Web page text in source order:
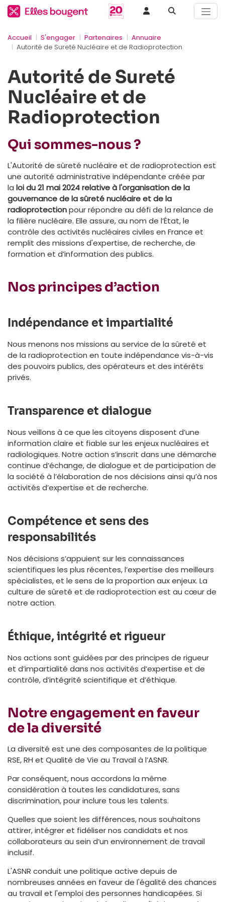
Accueil S'engager Partenaires
Annuaire
Autorité de Sureté Nucléaire et de Radioprotection
Autorité de Sureté
Nucléaire et de
Radioprotection
Qui sommes-nous ?
L'Autorité de sûreté nucléaire et de radioprotection est
une autorité administrative indépendante créée par
la loi du 21 mai 2024 relative à l'organisation de la
gouvernance de la sûreté nucléaire et de la
radioprotectionpour répondre au défi de la relance de
la filière nucléaire. Elle assure, au nom de l’État, le
contrôle des activités nucléaires civiles en France et
remplit des missions d'expertise, de recherche, de
formation et d’information des publics.
Nos principes d’action
Indépendance et impartialité
Nous menons nos missions au service de la sûreté et
de la radioprotection en toute indépendance vis-à-vis
des pouvoirs publics, des opérateurs et des intérêts
privés.
Transparence et dialogue
Nous veillons à ce que les citoyens disposent d’une
information claire et fiable sur les enjeux nucléaires et
radiologiques. Notre action s’inscrit dans une démarche
continue d’échange, de dialogue et de participation de
la société à l’élaboration de nos décisions ainsi qu’à nos
activités d’expertise et de recherche.
Compétence et sens des
responsabilités
Nos décisions s’appuient sur les connaissances
scientifiques les plus récentes, l’expertise des meilleurs
spécialistes, et le sens de la proportion aux enjeux. La
culture de sûreté et de radioprotection est au cœur de
notre action.
Éthique, intégrité et rigueur
Nos actions sont guidées par des principes de rigueur
et d’impartialité dans nos activités d’expertise et de
contrôle, d’intégrité scientifique et d’éthique.
Notre engagement en faveur
de la diversité
La diversité est une des composantes de la politique
RSE, RH et Qualité de Vie au Travail à l’ASNR.
Par conséquent, nous accordons la même
considération à toutes les candidatures, sans
discrimination, pour inclure tous les talents.
Quelles que soient les différences, nous souhaitons
attirer, intégrer et fidéliser nos candidats et nos
collaborateurs au sein d’un environnement de travail
inclusif.
L'ASNR conduit une politique active depuis de
nombreuses années en faveur de l'égalité des chances
au travail et l'emploi des personnes handicapées. Si